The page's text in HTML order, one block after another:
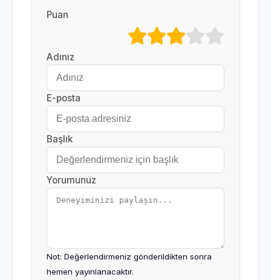
Puan
Adınız
E-posta
Başlık
Yorumunuz
Not: Değerlendirmeniz gönderildikten sonra
hemen yayınlanacaktır.